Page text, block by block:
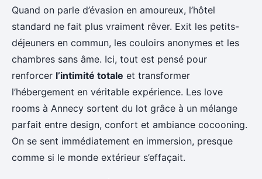
Quand on parle d’évasion en amoureux, l’hôtel
standard ne fait plus vraiment rêver. Exit les petits-
déjeuners en commun, les couloirs anonymes et les
chambres sans âme. Ici, tout est pensé pour
renforcer l’intimité totale et transformer
l’hébergement en véritable expérience. Les love
rooms à Annecy sortent du lot grâce à un mélange
parfait entre design, confort et ambiance cocooning.
On se sent immédiatement en immersion, presque
comme si le monde extérieur s’effaçait.